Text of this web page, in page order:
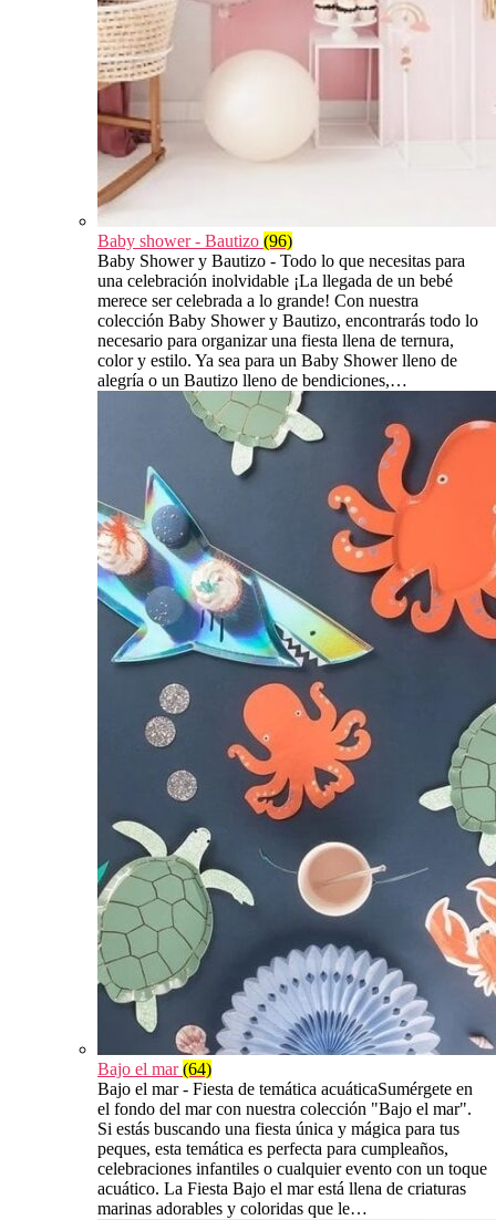
Baby shower - Bautizo (96)
Baby Shower y Bautizo - Todo lo que necesitas para
una celebración inolvidable ¡La llegada de un bebé
merece ser celebrada a lo grande! Con nuestra
colección Baby Shower y Bautizo, encontrarás todo lo
necesario para organizar una fiesta llena de ternura,
color y estilo. Ya sea para un Baby Shower lleno de
alegría o un Bautizo lleno de bendiciones,…
Bajo el mar(64)
Bajo el mar - Fiesta de temática acuáticaSumérgete en
el fondo del mar con nuestra colección "Bajo el mar".
Si estás buscando una fiesta única y mágica para tus
peques, esta temática es perfecta para cumpleaños,
celebraciones infantiles o cualquier evento con un toque
acuático. La Fiesta Bajo el mar está llena de criaturas
marinas adorables y coloridas que le…